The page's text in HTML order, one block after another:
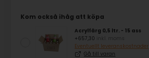
Kom också ihåg att köpa
Acrylfärg 0,5 ltr. - 15 ass
+657,30
Eventuellt leveranskostnader
Gå till varan